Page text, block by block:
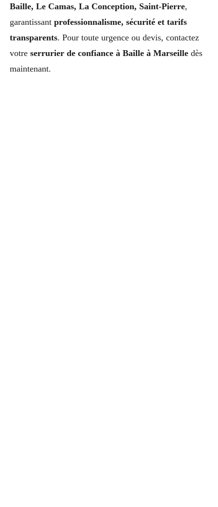
Baille, Le Camas, La Conception, Saint-Pierre,
garantissant professionnalisme, sécurité et tarifs
transparents. Pour toute urgence ou devis, contactez
votre serrurier de confiance à Baille à Marseille dès
maintenant.